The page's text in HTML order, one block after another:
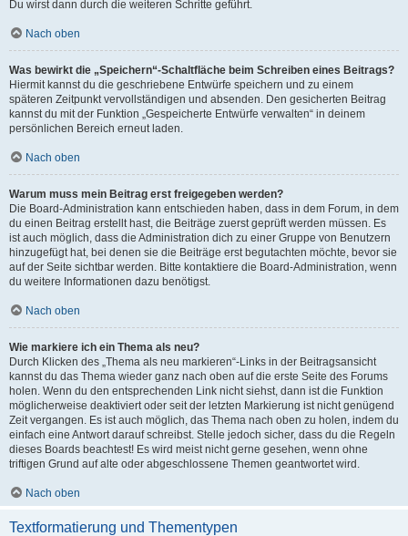
Du wirst dann durch die weiteren Schritte geführt.
Nach oben
Was bewirkt die „Speichern“-Schaltfläche beim Schreiben eines Beitrags?
Hiermit kannst du die geschriebene Entwürfe speichern und zu einem
späteren Zeitpunkt vervollständigen und absenden. Den gesicherten Beitrag
kannst du mit der Funktion „Gespeicherte Entwürfe verwalten“ in deinem
persönlichen Bereich erneut laden.
Nach oben
Warum muss mein Beitrag erst freigegeben werden?
Die Board-Administration kann entschieden haben, dass in dem Forum, in dem
du einen Beitrag erstellt hast, die Beiträge zuerst geprüft werden müssen. Es
ist auch möglich, dass die Administration dich zu einer Gruppe von Benutzern
hinzugefügt hat, bei denen sie die Beiträge erst begutachten möchte, bevor sie
auf der Seite sichtbar werden. Bitte kontaktiere die Board-Administration, wenn
du weitere Informationen dazu benötigst.
Nach oben
Wie markiere ich ein Thema als neu?
Durch Klicken des „Thema als neu markieren“-Links in der Beitragsansicht
kannst du das Thema wieder ganz nach oben auf die erste Seite des Forums
holen. Wenn du den entsprechenden Link nicht siehst, dann ist die Funktion
möglicherweise deaktiviert oder seit der letzten Markierung ist nicht genügend
Zeit vergangen. Es ist auch möglich, das Thema nach oben zu holen, indem du
einfach eine Antwort darauf schreibst. Stelle jedoch sicher, dass du die Regeln
dieses Boards beachtest! Es wird meist nicht gerne gesehen, wenn ohne
triftigen Grund auf alte oder abgeschlossene Themen geantwortet wird.
Nach oben
Textformatierung und Thementypen